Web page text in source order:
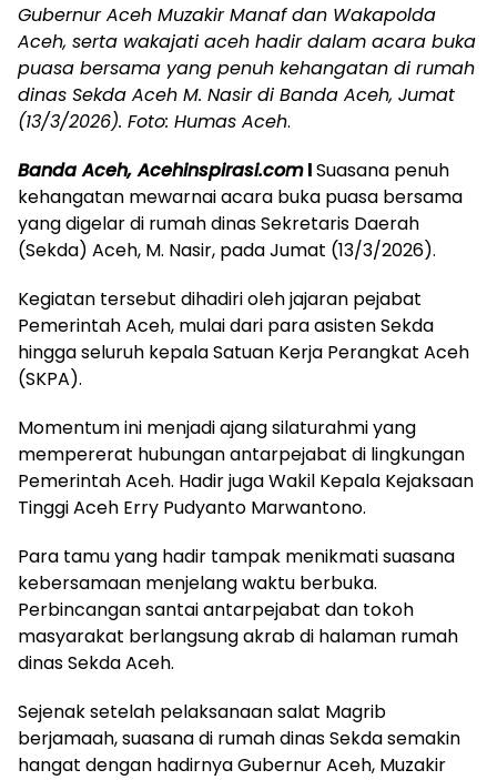
Gubernur Aceh Muzakir Manaf dan Wakapolda
Aceh, serta wakajati aceh hadir dalam acara buka
puasa bersama yang penuh kehangatan di rumah
dinas Sekda Aceh M. Nasir di Banda Aceh, Jumat
(13/3/2026). Foto: Humas Aceh.
Banda Aceh, Acehinspirasi.comlSuasana penuh
kehangatan mewarnai acara buka puasa bersama
yang digelar di rumah dinas Sekretaris Daerah
(Sekda) Aceh, M. Nasir, pada Jumat (13/3/2026).
Kegiatan tersebut dihadiri oleh jajaran pejabat
Pemerintah Aceh, mulai dari para asisten Sekda
hingga seluruh kepala Satuan Kerja Perangkat Aceh
(SKPA).
Momentum ini menjadi ajang silaturahmi yang
mempererat hubungan antarpejabat di lingkungan
Pemerintah Aceh. Hadir juga Wakil Kepala Kejaksaan
Tinggi Aceh Erry Pudyanto Marwantono.
Para tamu yang hadir tampak menikmati suasana
kebersamaan menjelang waktu berbuka.
Perbincangan santai antarpejabat dan tokoh
masyarakat berlangsung akrab di halaman rumah
dinas Sekda Aceh.
Sejenak setelah pelaksanaan salat Magrib
berjamaah, suasana di rumah dinas Sekda semakin
hangat dengan hadirnya Gubernur Aceh, Muzakir